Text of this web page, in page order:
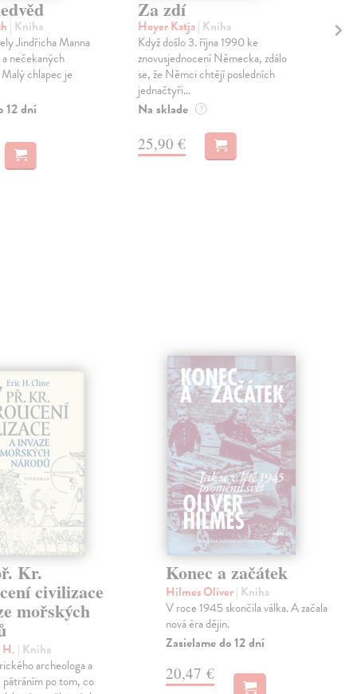
| Kniha
Jindřicha Manna
nečekaných
chlapec je
12 dní
Za zdí
Hoyer Katja| Kniha
Když došlo 3. října 1990 ke
znovusjednocení Německa, zdálo
se, že Němci chtějí posledních
jednačtyři...
Na sklade ?
25,90 €
Kr.
civilizace
mořských
H. | Kniha
archeologa a
pátráním po tom, co
Konec a začátek
Hilmes Oliver| Kniha
V roce 1945 skončila válka. A začala
nová éra dějin.
Zasielame do 12 dní
20,47 €